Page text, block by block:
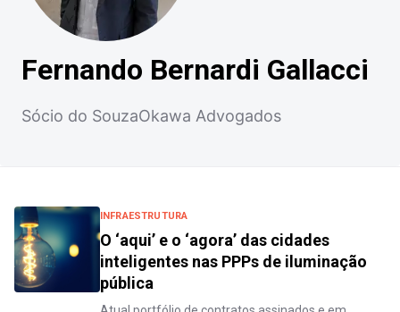
Fernando Bernardi Gallacci
Sócio do SouzaOkawa Advogados
INFRAESTRUTURA
O ‘aqui’ e o ‘agora’ das cidades
inteligentes nas PPPs de iluminação
pública